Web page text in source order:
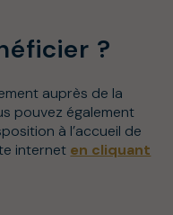
?
auprès de la
pouvez également
à l’accueil de
internet en cliquant